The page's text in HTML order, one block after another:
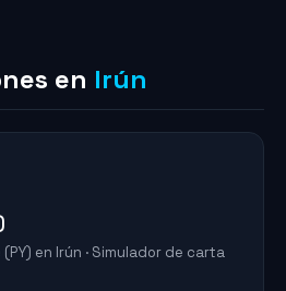
en Irún
en Irún · Simulador de carta